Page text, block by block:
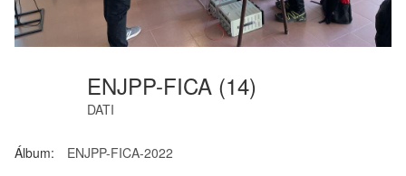
ENJPP-FICA (14)
DATI
Álbum: ENJPP-FICA-2022